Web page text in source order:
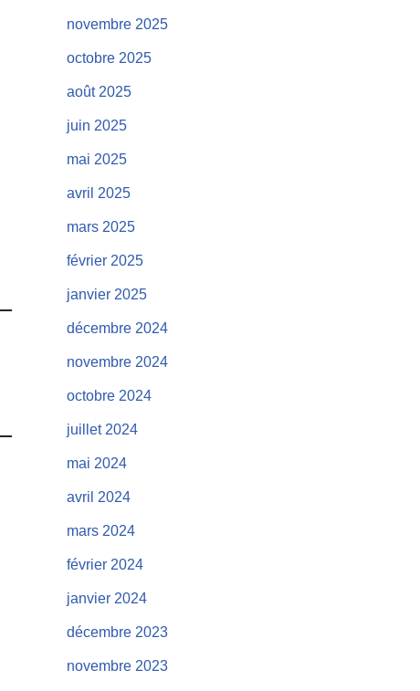
novembre 2025
octobre 2025
août 2025
juin 2025
mai 2025
avril 2025
mars 2025
février 2025
janvier 2025
décembre 2024
novembre 2024
octobre 2024
juillet 2024
mai 2024
avril 2024
mars 2024
février 2024
janvier 2024
décembre 2023
novembre 2023